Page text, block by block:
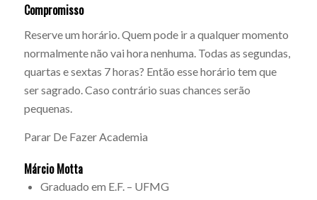
Compromisso
Reserve um horário. Quem pode ir a qualquer momento
normalmente não vai hora nenhuma. Todas as segundas,
quartas e sextas 7 horas? Então esse horário tem que
ser sagrado. Caso contrário suas chances serão
pequenas.
Parar De Fazer Academia
Márcio Motta
Graduado em E.F. – UFMG